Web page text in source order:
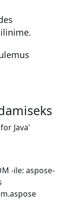
Java'
-ile: aspose-